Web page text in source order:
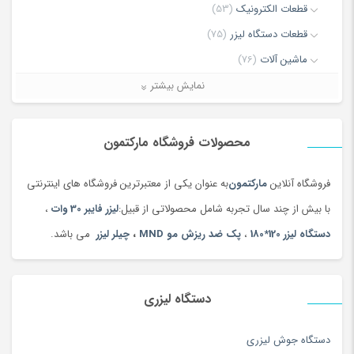
قطعات الکترونیک (53)
قطعات دستگاه لیزر (75)
ماشین آلات (76)
دستگاه تمیز کننده لیزری(3)
(28)
دستگاه لیزر، تجهیزات پوست ،مو و زیبایی (11)
لیزر برش و حکاکی غیرفلزات(7)
لیزر برش و حکاکی فلزات(5)
کالاهای دیجیتال(378)
نمایش بیشتر
محصولات فروشگاه مارکتمون
فروشگاه آنلاینمارکتمونبه عنوان یکی از معتبرترین فروشگاه های اینترنتی
با بیش از چند سال تجربه شامل محصولاتی از قبیل:لیزر فایبر 30 وات
،
دستگاه لیزر 120*180
، پک ضد ریزش مو MND ، چیلر لیزر می باشد.
دستگاه لیزری
دستگاه جوش لیزری
لیزری و.. نیز شناخته می شود.
نمایشگر
ویدیو
00:00
00:15
می‌نویسم.